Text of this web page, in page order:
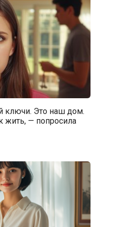
ключи. Это наш дом.
жить, — попросила